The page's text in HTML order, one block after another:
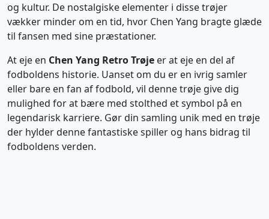
og kultur. De nostalgiske elementer i disse trøjer
vækker minder om en tid, hvor Chen Yang bragte glæde
til fansen med sine præstationer.
At eje en Chen Yang Retro Trøje er at eje en del af
fodboldens historie. Uanset om du er en ivrig samler
eller bare en fan af fodbold, vil denne trøje give dig
mulighed for at bære med stolthed et symbol på en
legendarisk karriere. Gør din samling unik med en trøje
der hylder denne fantastiske spiller og hans bidrag til
fodboldens verden.